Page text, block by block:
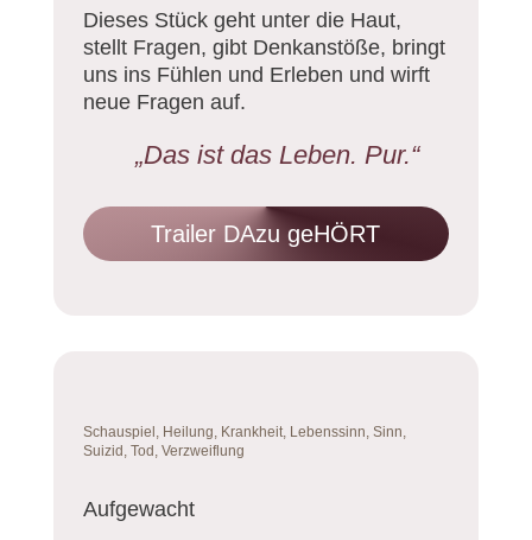
Dieses Stück geht unter die Haut,
stellt Fragen, gibt Denkanstöße, bringt
uns ins Fühlen und Erleben und wirft
neue Fragen auf.
„Das ist das Leben. Pur.“
Trailer DAzu geHÖRT
Schauspiel, Heilung, Krankheit, Lebenssinn, Sinn,
Suizid, Tod, Verzweiflung
Aufgewacht